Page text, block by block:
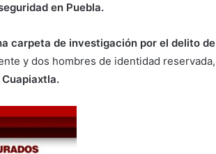
en Puebla.
carpeta de investigación por el delito de
y dos hombres de identidad reservada,